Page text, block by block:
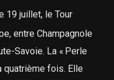
19 juillet, le Tour
entre Champagnole
Savoie. La « Perle
quatrième fois. Elle